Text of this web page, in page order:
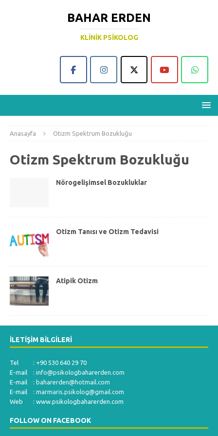
BAHAR ERDEN
KLINIK PSIKOLOG
Anasayfa Otizm Spektrum Bozukluğu
Otizm Spektrum Bozukluğu
Nörogelişimsel Bozukluklar
Otizm Tanısı ve Otizm Tedavisi
Atipik Otizm
İLETIŞIM BILGILERI
Tel : +90 530 640 29 70
E-mail : info@psikologbaharerden.com
E-mail : baharerden@hotmail.com
E-mail : marmaris.psikolog@gmail.com
Web : www.psikologbaharerden.com
FOLLOW ON FACEBOOK